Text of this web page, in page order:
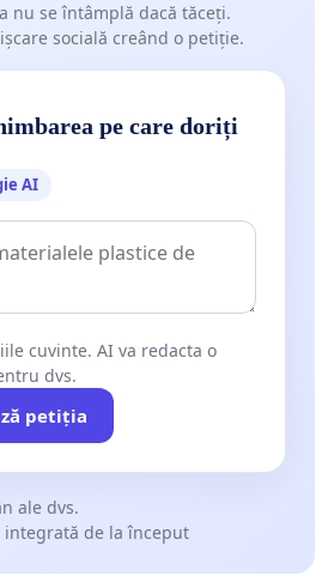
nu se întâmplă dacă tăceți.
socială creând o petiție.
pe care doriți
AI
cuvinte. AI va redacta o
dvs.
petiția
ale dvs.
de la început